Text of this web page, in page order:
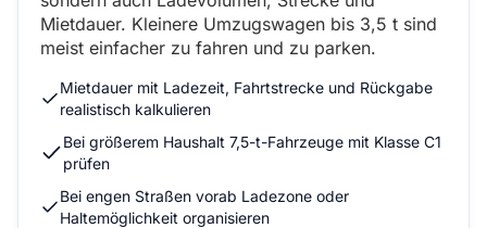
Mietdauer. Kleinere Umzugswagen bis 3,5 t sind
meist einfacher zu fahren und zu parken.
Mietdauer mit Ladezeit, Fahrtstrecke und Rückgabe
realistisch kalkulieren
Bei größerem Haushalt 7,5-t-Fahrzeuge mit Klasse C1
prüfen
Bei engen Straßen vorab Ladezone oder
Haltemöglichkeit organisieren